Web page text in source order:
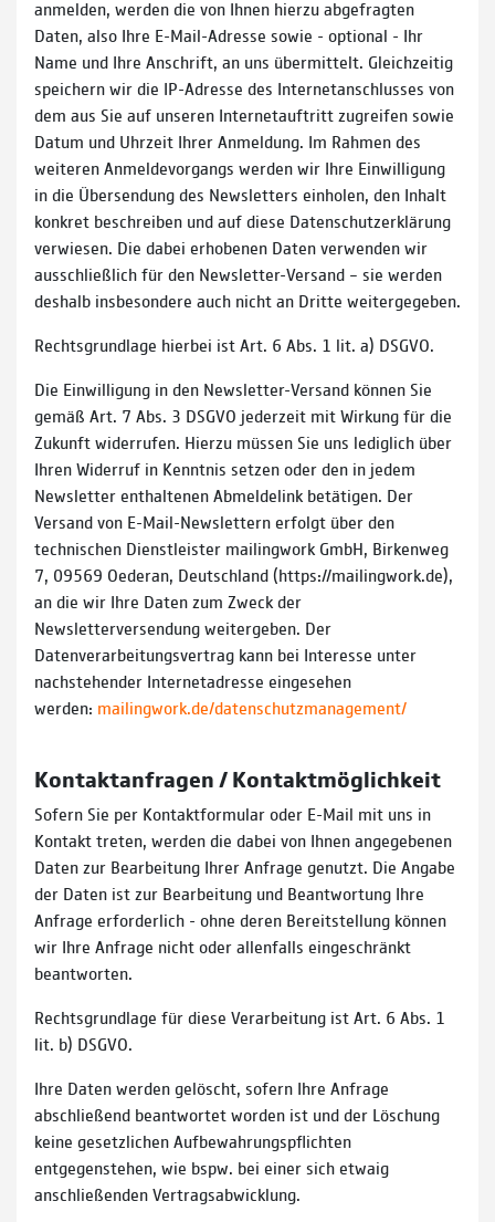
anmelden, werden die von Ihnen hierzu abgefragten
Daten, also Ihre E-Mail-Adresse sowie - optional - Ihr
Name und Ihre Anschrift, an uns übermittelt. Gleichzeitig
speichern wir die IP-Adresse des Internetanschlusses von
dem aus Sie auf unseren Internetauftritt zugreifen sowie
Datum und Uhrzeit Ihrer Anmeldung. Im Rahmen des
weiteren Anmeldevorgangs werden wir Ihre Einwilligung
in die Übersendung des Newsletters einholen, den Inhalt
konkret beschreiben und auf diese Datenschutzerklärung
verwiesen. Die dabei erhobenen Daten verwenden wir
ausschließlich für den Newsletter-Versand – sie werden
deshalb insbesondere auch nicht an Dritte weitergegeben.
Rechtsgrundlage hierbei ist Art. 6 Abs. 1 lit. a) DSGVO.
Die Einwilligung in den Newsletter-Versand können Sie
gemäß Art. 7 Abs. 3 DSGVO jederzeit mit Wirkung für die
Zukunft widerrufen. Hierzu müssen Sie uns lediglich über
Ihren Widerruf in Kenntnis setzen oder den in jedem
Newsletter enthaltenen Abmeldelink betätigen. Der
Versand von E-Mail-Newslettern erfolgt über den
technischen Dienstleister mailingwork GmbH, Birkenweg
7, 09569 Oederan, Deutschland (https://mailingwork.de),
an die wir Ihre Daten zum Zweck der
Newsletterversendung weitergeben. Der
Datenverarbeitungsvertrag kann bei Interesse unter
nachstehender Internetadresse eingesehen
werden: mailingwork.de/datenschutzmanagement/
Kontaktanfragen / Kontaktmöglichkeit
Sofern Sie per Kontaktformular oder E-Mail mit uns in
Kontakt treten, werden die dabei von Ihnen angegebenen
Daten zur Bearbeitung Ihrer Anfrage genutzt. Die Angabe
der Daten ist zur Bearbeitung und Beantwortung Ihre
Anfrage erforderlich - ohne deren Bereitstellung können
wir Ihre Anfrage nicht oder allenfalls eingeschränkt
beantworten.
Rechtsgrundlage für diese Verarbeitung ist Art. 6 Abs. 1
lit. b) DSGVO.
Ihre Daten werden gelöscht, sofern Ihre Anfrage
abschließend beantwortet worden ist und der Löschung
keine gesetzlichen Aufbewahrungspflichten
entgegenstehen, wie bspw. bei einer sich etwaig
anschließenden Vertragsabwicklung.